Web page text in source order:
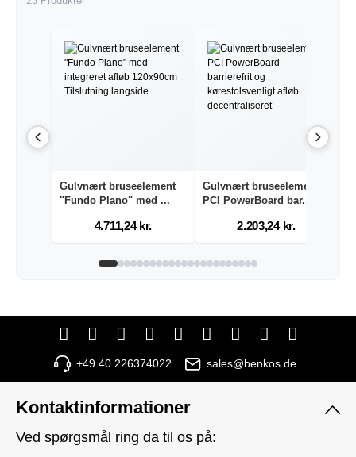
Gulvnært bruseelement
"Fundo Plano" med ...
4.711,24 kr.
Gulvnært bruseelement
PCI PowerBoard bar...
2.203,24 kr.
+49 40 226374022 sales@benkos.de
Kontaktinformationer
Ved spørgsmål ring da til os på: